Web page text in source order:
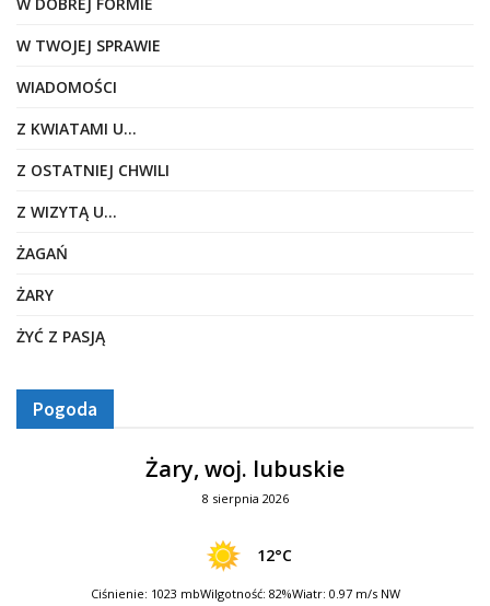
W TWOJEJ SPRAWIE
WIADOMOŚCI
Z KWIATAMI U…
Z OSTATNIEJ CHWILI
Z WIZYTĄ U…
ŻAGAŃ
ŻARY
ŻYĆ Z PASJĄ
Pogoda
Żary, woj. lubuskie
8 sierpnia 2026
12°C
Ciśnienie: 1023 mbWilgotność: 82%Wiatr: 0.97 m/s NW